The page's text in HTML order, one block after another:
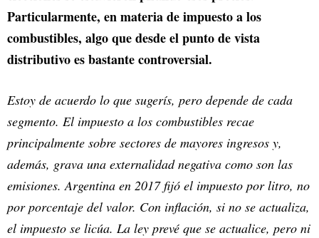
Particularmente, en materia de impuesto a los
combustibles, algo que desde el punto de vista
distributivo es bastante controversial.
Estoy de acuerdo lo que sugerís, pero depende de cada
segmento. El impuesto a los combustibles recae
principalmente sobre sectores de mayores ingresos y,
además, grava una externalidad negativa como son las
emisiones. Argentina en 2017 fijó el impuesto por litro, no
por porcentaje del valor. Con inflación, si no se actualiza,
el impuesto se licúa. La ley prevé que se actualice, pero ni